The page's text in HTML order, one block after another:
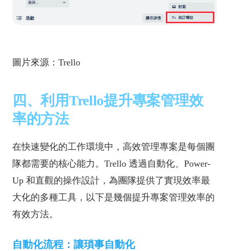
圖片來源：Trello
四、利用Trello提升專案管理效
率的方法
在快速變化的工作環境中，高效管理專案是每個團
隊都需要的核心能力。Trello 透過自動化、Power-
Up 和直觀的操作設計，為團隊提供了實現效率最
大化的多種工具，以下是幾個提升專案管理效率的
有效方法。
自動化流程：讓瑣事自動化